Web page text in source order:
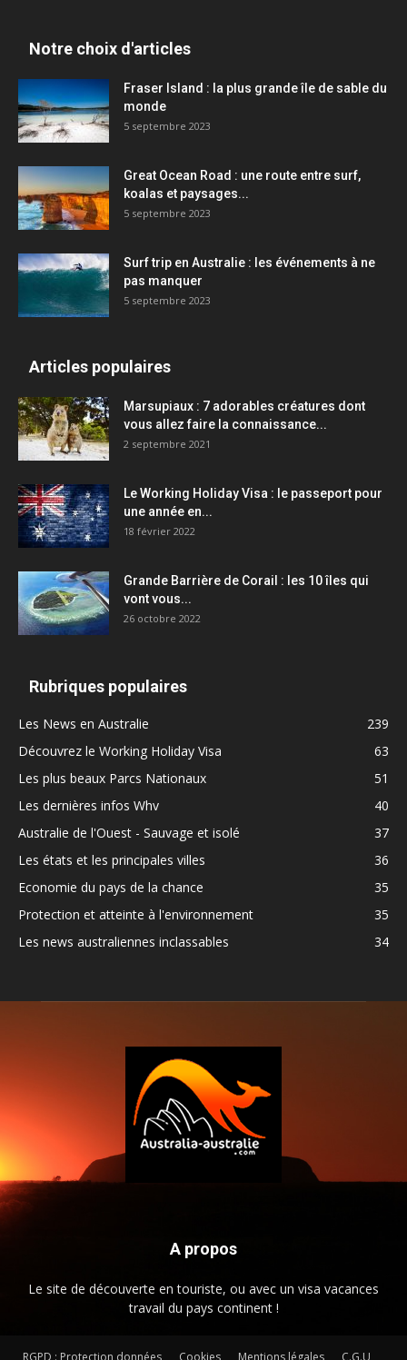
Notre choix d'articles
Fraser Island : la plus grande île de sable du
monde
5 septembre 2023
Great Ocean Road : une route entre surf,
koalas et paysages...
5 septembre 2023
Surf trip en Australie : les événements à ne
pas manquer
5 septembre 2023
Articles populaires
Marsupiaux : 7 adorables créatures dont
vous allez faire la connaissance...
2 septembre 2021
Le Working Holiday Visa : le passeport pour
une année en...
18 février 2022
Grande Barrière de Corail : les 10 îles qui
vont vous...
26 octobre 2022
Rubriques populaires
Les News en Australie
239
Découvrez le Working Holiday Visa
63
Les plus beaux Parcs Nationaux
51
Les dernières infos Whv
40
Australie de l'Ouest - Sauvage et isolé
37
Les états et les principales villes
36
Economie du pays de la chance
35
Protection et atteinte à l'environnement
35
Les news australiennes inclassables
34
A propos
Le site de découverte en touriste, ou avec un visa vacances
travail du pays continent !
RGPD : Protection données Cookies Mentions légales C.G.U